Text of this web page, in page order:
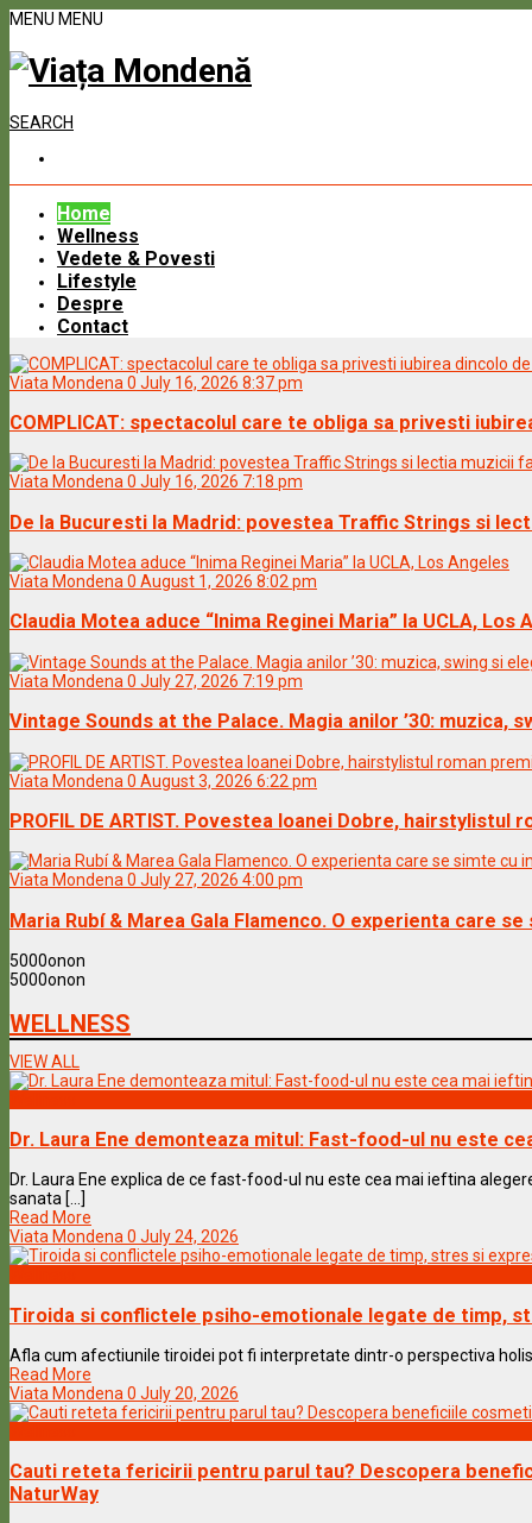
MENU MENU
SEARCH
Home
Wellness
Vedete & Povesti
Lifestyle
Despre
Contact
Viata Mondena 0 July 16, 2026 8:37 pm
COMPLICAT: spectacolul care te obliga sa privesti
Viata Mondena0 July 16, 2026 7:18 pm
De la Bucuresti la Madrid: povestea Traffic Strings si
Viata Mondena 0 August 1, 2026 8:02 pm
Claudia Motea aduce “Inima Reginei Maria” la UCLA, Los
Viata Mondena 0 July 27, 2026 7:19 pm
Vintage Sounds at the Palace. Magia anilor ’30: muzica,
Viata Mondena 0 August 3, 2026 6:22 pm
PROFIL DE ARTIST. Povestea Ioanei Dobre,
Viata Mondena0 July 27, 2026 4:00 pm
Maria Rubí & Marea Gala Flamenco. O experienta care
5000onon
5000onon
WELLNESS
VIEW ALL
Dr. Laura Ene demonteaza mitul: Fast-food-ul nu este
Dr. Laura Ene explica de ce fast-food-ul nu este cea mai ieftina
sanata [...]
Read More
Viata Mondena0 July 24, 2026
Tiroida si conflictele psiho-emotionale legate de timp,
Afla cum afectiunile tiroidei pot fi interpretate dintr-o perspectiva
Read More
Viata Mondena 0 July 20, 2026
Cauti reteta fericirii pentru parul tau? Descopera
NaturWay